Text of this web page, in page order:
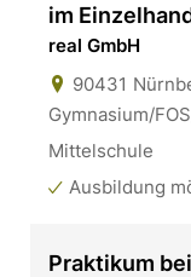
im
real GmbH
90431
Gymnasium/
Mittelschule
Ausbildung
Praktikum